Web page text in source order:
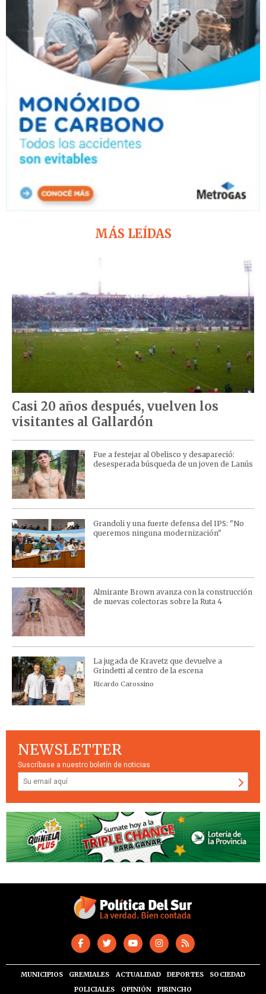
MÁS LEÍDAS
Casi 20 años después, vuelven los
visitantes al Gallardón
Fue a festejar al Obelisco y desapareció:
desesperada búsqueda de un joven de Lanús
Grandoli y una fuerte defensa del IPS: "No
queremos ninguna modernización"
Almirante Brown avanza con la construcción
de nuevas colectoras sobre la Ruta 4
La jugada de Kravetz que devuelve a
Grindetti al centro de la escena
Ricardo Carossino
NEWSLETTER
Suscríbase a nuestro boletín de noticias
MUNICIPIOS GREMIALES ACTUALIDAD DEPORTES
SOCIEDAD
POLICIALES
OPINIÓN PIRINCHO